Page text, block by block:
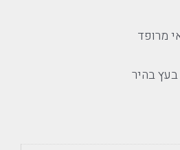
מרופד
בהיר